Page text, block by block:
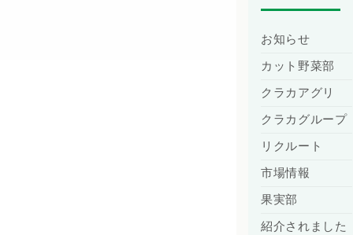
お知らせ
カット野菜部
クラカアグリ
クラカグループ
リクルート
市場情報
果実部
紹介されました